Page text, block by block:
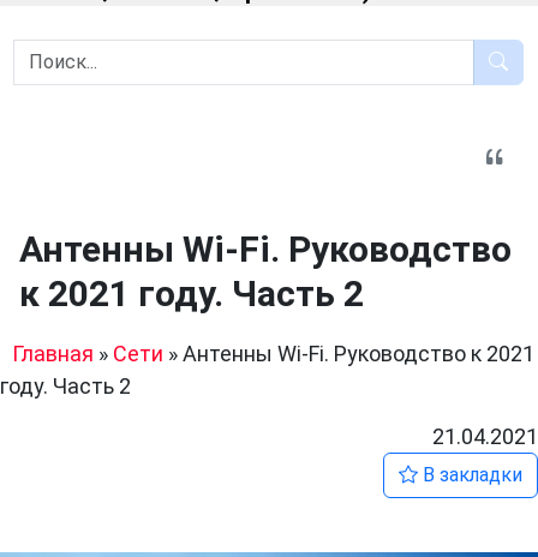
Антенны Wi-Fi. Руководство
к 2021 году. Часть 2
Главная » Сети »Антенны Wi-Fi. Руководство к 2021
году. Часть 2
21.04.2021
В закладки